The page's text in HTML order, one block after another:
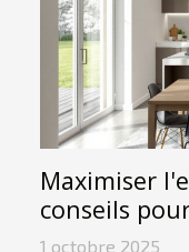
Maximiser
conseils
1 octobre 2025